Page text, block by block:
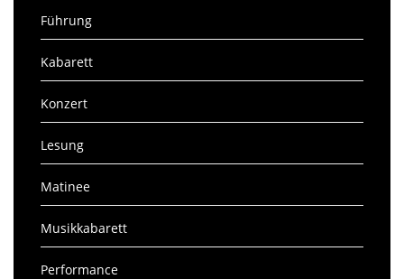
Führung
Kabarett
Konzert
Lesung
Matinee
Musikkabarett
Performance